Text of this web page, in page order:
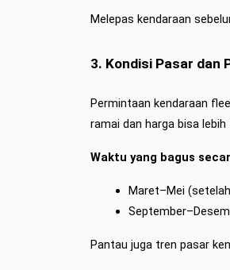
Melepas kendaraan
3. Kondisi Pasar dan
Permintaan kendaraan
ramai dan harga bisa lebih
Waktu yang bagus
Maret–Mei
Pantau juga tren pasar